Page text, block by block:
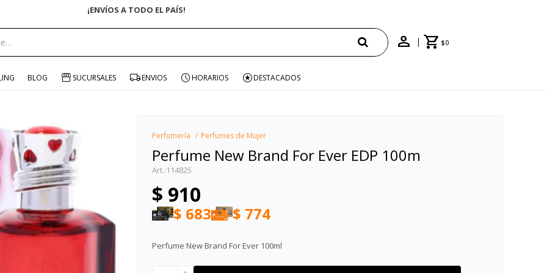
ENVÍO GRATIS EN COMPRAS +$1500 CON CUPÓN "ENVÍO"
$0
BLOG SUCURSALES ENVIOS HORARIOS DESTACADOS
Perfumería Perfumes de Mujer
Perfume New Brand For Ever EDP 100m
114825
$ 910
$ 683 $ 774
Perfume New Brand For Ever 100ml